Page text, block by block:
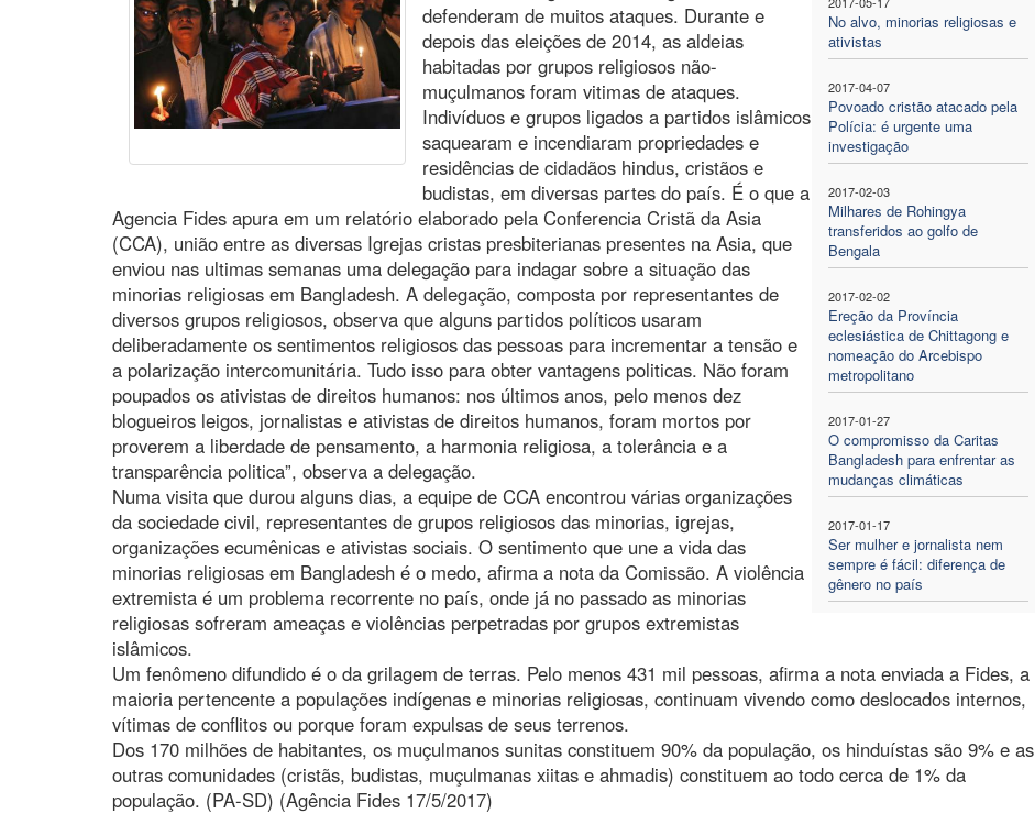
No alvo, minorias religiosas e
ativistas
2017-04-07
Povoado cristão atacado pela
Polícia: é urgente uma
investigação
2017-02-03
Milhares de Rohingya
transferidos ao golfo de
Bengala
2017-02-02
Ereção da Província
eclesiástica de Chittagong e
nomeação do Arcebispo
metropolitano
2017-01-27
O compromisso da Caritas
Bangladesh para enfrentar as
mudanças climáticas
2017-01-17
Ser mulher e jornalista nem
sempre é fácil: diferença de
gênero no país
defenderam de muitos ataques. Durante e
depois das eleições de 2014, as aldeias
habitadas por grupos religiosos não-
muçulmanos foram vitimas de ataques.
Indivíduos e grupos ligados a partidos islâmicos
saquearam e incendiaram propriedades e
residências de cidadãos hindus, cristãos e
budistas, em diversas partes do país. É o que a
Agencia Fides apura em um relatório elaborado pela Conferencia Cristã da Asia
(CCA), união entre as diversas Igrejas cristas presbiterianas presentes na Asia, que
enviou nas ultimas semanas uma delegação para indagar sobre a situação das
minorias religiosas em Bangladesh. A delegação, composta por representantes de
diversos grupos religiosos, observa que alguns partidos políticos usaram
deliberadamente os sentimentos religiosos das pessoas para incrementar a tensão e
a polarização intercomunitária. Tudo isso para obter vantagens politicas. Não foram
poupados os ativistas de direitos humanos: nos últimos anos, pelo menos dez
blogueiros leigos, jornalistas e ativistas de direitos humanos, foram mortos por
proverem a liberdade de pensamento, a harmonia religiosa, a tolerância e a
transparência politica”, observa a delegação.
Numa visita que durou alguns dias, a equipe de CCA encontrou várias organizações
da sociedade civil, representantes de grupos religiosos das minorias, igrejas,
organizações ecumênicas e ativistas sociais. O sentimento que une a vida das
minorias religiosas em Bangladesh é o medo, afirma a nota da Comissão. A violência
extremista é um problema recorrente no país, onde já no passado as minorias
religiosas sofreram ameaças e violências perpetradas por grupos extremistas
islâmicos.
Um fenômeno difundido é o da grilagem de terras. Pelo menos 431 mil pessoas, afirma a nota enviada a Fides, a
maioria pertencente a populações indígenas e minorias religiosas, continuam vivendo como deslocados internos,
vítimas de conflitos ou porque foram expulsas de seus terrenos.
Dos 170 milhões de habitantes, os muçulmanos sunitas constituem 90% da população, os hinduístas são 9% e as
outras comunidades (cristãs, budistas, muçulmanas xiitas e ahmadis) constituem ao todo cerca de 1% da
população. (PA-SD) (Agência Fides 17/5/2017)